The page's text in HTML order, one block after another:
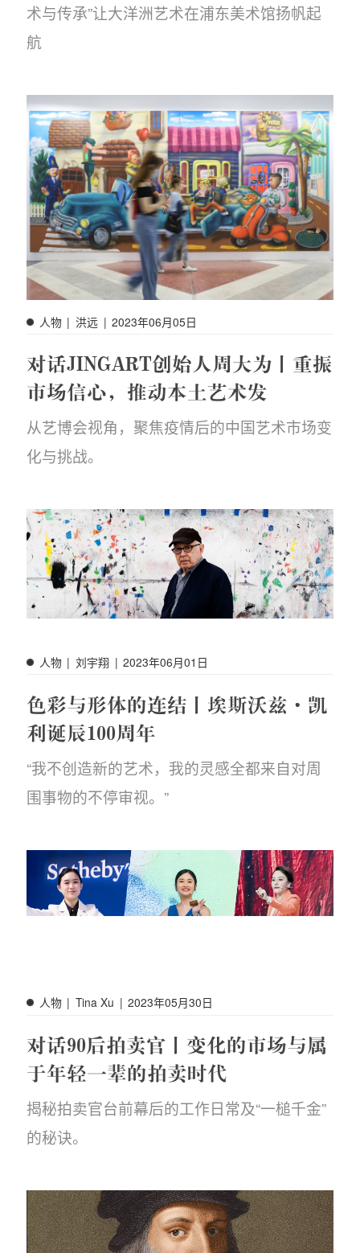
术与传承”让大洋洲艺术在浦东美术馆扬帆起
航
对话JINGART创始人周大为丨重振
市场信心，推动本土艺术发
从艺博会视角，聚焦疫情后的中国艺术市场变
化与挑战。
人物 | 洪远 | 2023年06月05日
色彩与形体的连结丨埃斯沃兹·凯
利诞辰100周年
“我不创造新的艺术，我的灵感全都来自对周
围事物的不停审视。”
人物 | 刘宇翔 | 2023年06月01日
对话90后拍卖官丨变化的市场与属
于年轻一辈的拍卖时代
揭秘拍卖官台前幕后的工作日常及“一槌千金”
的秘诀。
人物 | Tina Xu | 2023年05月30日